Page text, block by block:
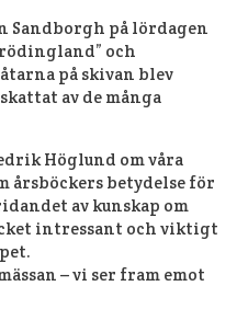
Sandborgh på lördagen
och
på skivan blev
av de många
Höglund om våra
årsböckers betydelse för
av kunskap om
intressant och viktigt
– vi ser fram emot